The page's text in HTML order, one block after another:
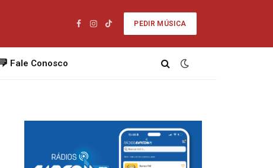
Facebook
Instagram
TikTok
PEDIR MÚSICA
Fale Conosco